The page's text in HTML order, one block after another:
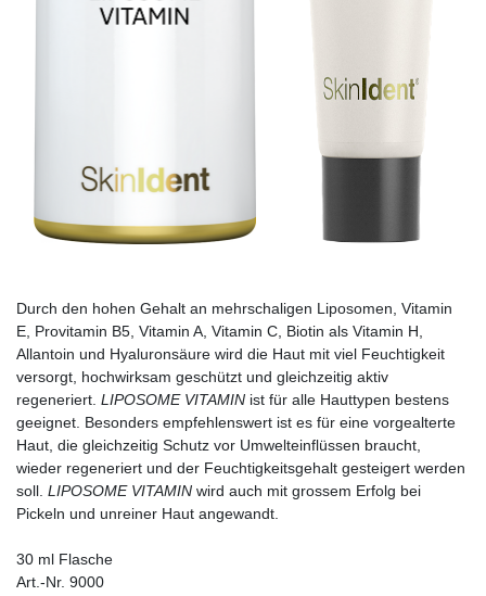
Durch den hohen Gehalt an mehrschaligen Liposomen, Vitamin
E, Provitamin B5, Vitamin A, Vitamin C, Biotin als Vitamin H,
Allantoin und Hyaluronsäure wird die Haut mit viel Feuchtigkeit
versorgt, hochwirksam geschützt und gleichzeitig aktiv
regeneriert. LIPOSOME VITAMIN ist für alle Hauttypen bestens
geeignet. Besonders empfehlenswert ist es für eine vorgealterte
Haut, die gleichzeitig Schutz vor Umwelteinflüssen braucht,
wieder regeneriert und der Feuchtigkeitsgehalt gesteigert werden
soll. LIPOSOME VITAMIN wird auch mit grossem Erfolg bei
Pickeln und unreiner Haut angewandt.
30 ml Flasche
Art.-Nr. 9000